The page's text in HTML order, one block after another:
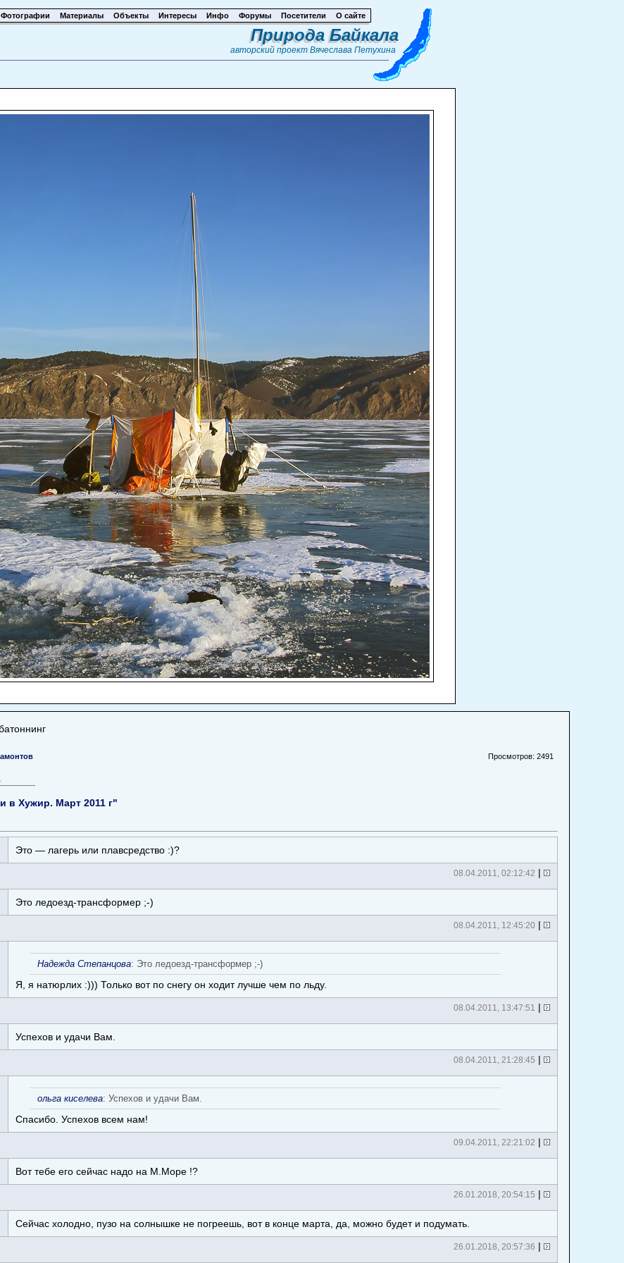
Фотографии Материалы Объекты Интересы Инфо Форумы Посетители О сайте
Природа Байкала
авторский проект Вячеслава Петухина
в Хужир. Март 2011 г"
Просмотров: 2491
Это — лагерь или плавсредство :)?
08.04.2011, 02:12:42 |
Это ледоезд-трансформер ;-)
08.04.2011, 12:45:20 |
Надежда Степанцова: Это ледоезд-трансформер ;-)
Я, я натюрлих :))) Только вот по снегу он ходит лучше чем по льду.
08.04.2011, 13:47:51 |
Успехов и удачи Вам.
08.04.2011, 21:28:45 |
ольга киселева: Успехов и удачи Вам.
Спасибо. Успехов всем нам!
09.04.2011, 22:21:02 |
Вот тебе его сейчас надо на М.Море !?
26.01.2018, 20:54:15 |
Сейчас холодно, пузо на солнышке не погреешь, вот в конце марта, да, можно будет и подумать.
26.01.2018, 20:57:36 |